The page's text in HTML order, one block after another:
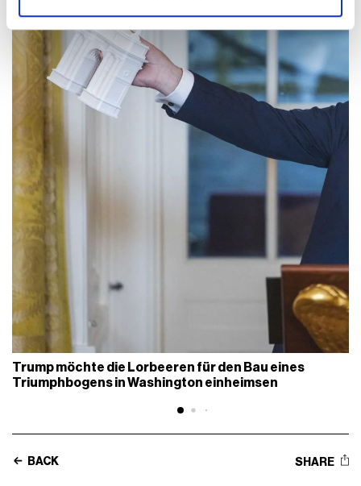
gesammelt haben.
Trump möchte die Lorbeeren für den Bau eines
Triumphbogens in Washington einheimsen
BACK SHARE